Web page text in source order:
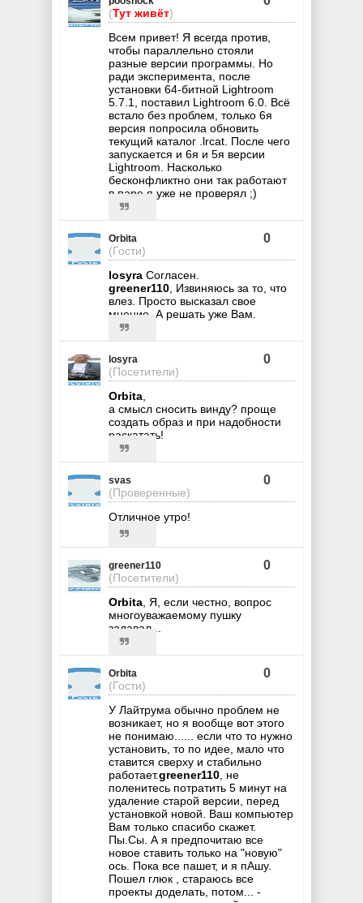
(Тут живёт)
Всем привет! Я всегда против,
чтобы параллельно стояли
разные версии программы. Но
ради эксперимента, после
установки 64-битной Lightroom
5.7.1, поставил Lightroom 6.0. Всё
встало без проблем, только 6я
версия попросила обновить
текущий каталог .lrcat. После чего
запускается и 6я и 5я версии
Lightroom. Насколько
бесконфликтно они так работают
в паре я уже не проверял ;)
Orbita
(Гости)
0
losyra Согласен.
greener110 , Извиняюсь за то, что
влез. Просто высказал свое
мнение. А решать уже Вам.
losyra
(Посетители)
0
Orbita
а смысл сносить винду? проще
создать образ и при надобности
раскатать!
svas
(Проверенные)
0
Отличное утро!
greener110
(Посетители)
0
Orbita , Я, если честно, вопрос
многоуважаемому пушку
задавал...
Orbita
(Гости)
0
У Лайтрума обычно проблем не
возникает, но я вообще вот этого
не понимаю...... если что то нужно
установить, то по идее, мало что
ставится сверху и стабильно
работает.greener110 , не
поленитесь потратить 5 минут на
удаление старой версии, перед
установкой новой. Ваш компьютер
Вам только спасибо скажет.
Пы.Сы. А я предпочитаю все
новое ставить только на "новую"
ось. Пока все пашет, и я пАшу.
Пошел глюк , стараюсь все
проекты доделать, потом... -